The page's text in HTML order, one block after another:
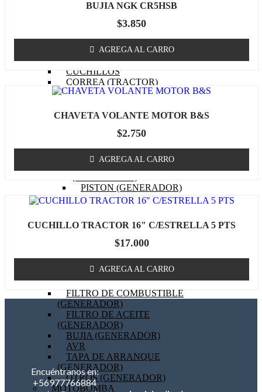
FILTRO DE COMBUSTIBLE
(TRACTOR)
FILTRO DE ACEITE
(TRACTOR)
FILTRO DE AIRE (TRACTOR)
BUJIA (TRACTOR)
CUCHILLOS
CORREA (TRACTOR)
POLEA
CABLE ACCIONAMIENTO
OTROS (TRACTOR)
MOTOR (GENERADOR)
PISTON (GENERADOR)
ANILLOS (GENERADOR)
(GENERADOR)
BIELA (GENERADOR)
(GENERADOR)
FILTRO DE AIRE
(GENERADOR)
FILTRO DE COMBUSTIBLE
(GENERADOR)
FILTRO DE ACEITE
(GENERADOR)
BUJIA (GENERADOR)
AVR
TAPA DE ARRANQUE
(GENERADOR)
OTROS (GENERADOR)
MOTOBOMBA
BUJIA NGK CR5HSB
$3.850
AGREGA AL CARRO
CHAVETA VOLANTE MOTOR B&S
$2.750
AGREGA AL CARRO
CUCHILLO TRACTOR 16" C/ESTRELLA 5 PTS
$17.000
AGREGA AL CARRO
Encuéntranos en:
+56977766884